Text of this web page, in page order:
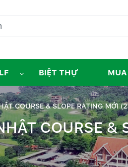
BIỆT THỰ
COURSE & SLOPE RATING MỚI
COURSE